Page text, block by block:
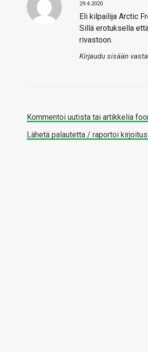
29.4.2020
Eli kilpailija Arctic
Sillä erotuksella
rivastoon.
Kirjaudu sisään
Kommentoi uutista tai artikkelia
Lähetä palautetta / raportoi